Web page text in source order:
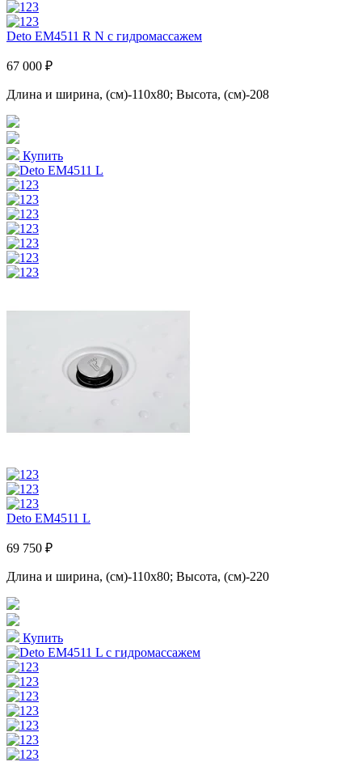
Deto EM4511 R N с гидромассажем
67 000 ₽
Длина и ширина, (см)-110x80; Высота, (см)-208
Купить
Deto EM4511 L
69 750 ₽
Длина и ширина, (см)-110x80; Высота, (см)-220
Купить